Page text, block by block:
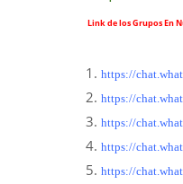
Link de los Grupos En
https://
https://
https://
https://
https://